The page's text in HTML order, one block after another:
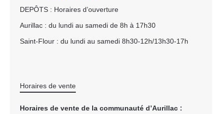
DEPÔTS : Horaires d’ouverture
Aurillac : du lundi au samedi de 8h à 17h30
Saint-Flour : du lundi au samedi 8h30-12h/13h30-17h
Horaires de vente
Horaires de vente de la communauté d’Aurillac :